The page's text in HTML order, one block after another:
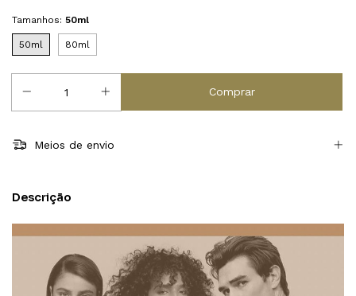
Tamanhos: 50ml
50ml 80ml
Meios de envio
Descrição